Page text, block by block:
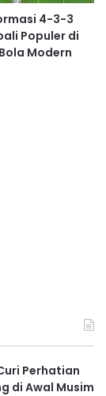
4-3-3
Populer di
Modern
Perhatian
di Awal Musim